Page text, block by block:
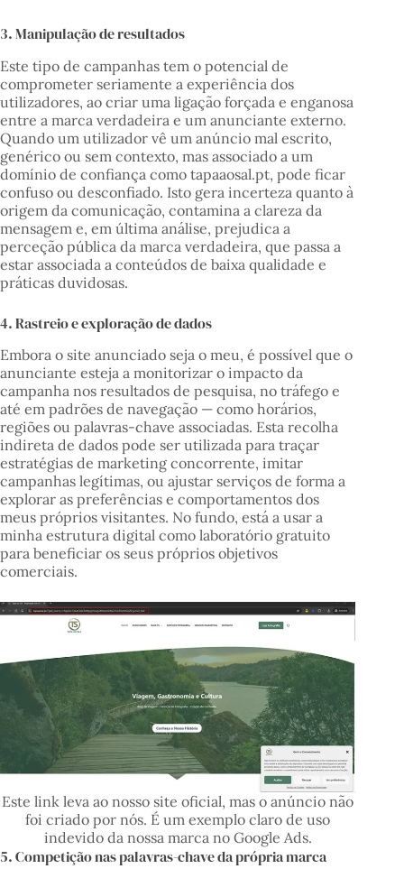
3. Manipulação de resultados
Este tipo de campanhas tem o potencial de
comprometer seriamente a experiência dos
utilizadores, ao criar uma ligação forçada e enganosa
entre a marca verdadeira e um anunciante externo.
Quando um utilizador vê um anúncio mal escrito,
genérico ou sem contexto, mas associado a um
domínio de confiança como tapaaosal.pt, pode ficar
confuso ou desconfiado. Isto gera incerteza quanto à
origem da comunicação, contamina a clareza da
mensagem e, em última análise, prejudica a
perceção pública da marca verdadeira, que passa a
estar associada a conteúdos de baixa qualidade e
práticas duvidosas.
4. Rastreio e exploração de dados
Embora o site anunciado seja o meu, é possível que o
anunciante esteja a monitorizar o impacto da
campanha nos resultados de pesquisa, no tráfego e
até em padrões de navegação — como horários,
regiões ou palavras-chave associadas. Esta recolha
indireta de dados pode ser utilizada para traçar
estratégias de marketing concorrente, imitar
campanhas legítimas, ou ajustar serviços de forma a
explorar as preferências e comportamentos dos
meus próprios visitantes. No fundo, está a usar a
minha estrutura digital como laboratório gratuito
para beneficiar os seus próprios objetivos
comerciais.
Este link leva ao nosso site oficial, mas o anúncio não
foi criado por nós. É um exemplo claro de uso
indevido da nossa marca no Google Ads.
5. Competição nas palavras-chave da própria marca